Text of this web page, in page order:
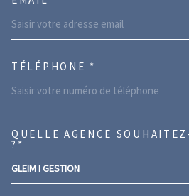
TÉLÉPHONE *
QUELLE AGENCE
?*
GLEIM I GESTION